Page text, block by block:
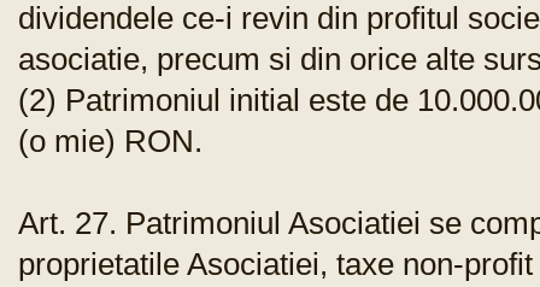
dividendele ce-i revin din profitul
asociatie, precum si din orice alte
(2) Patrimoniul initial este de
(o mie) RON.
Art. 27. Patrimoniul Asociatiei se
proprietatile Asociatiei, taxe non-